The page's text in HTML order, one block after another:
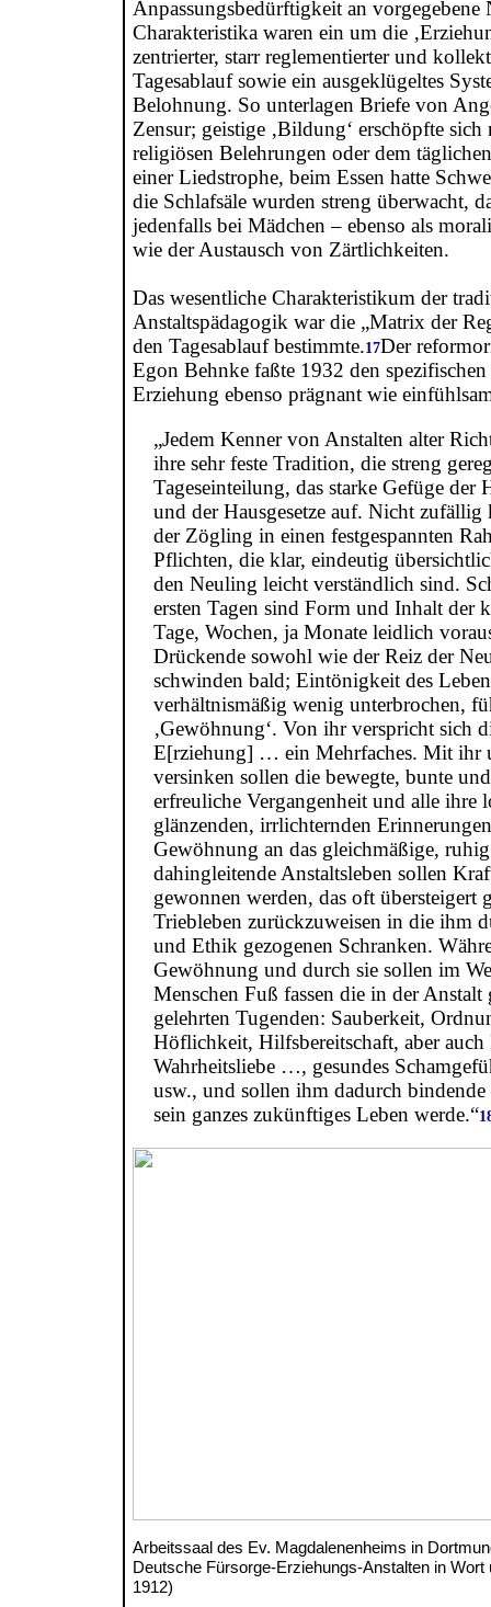
Anpassungsbedürftigkeit an vorgegebene
Charakteristika waren ein um die
zentrierter, starr reglementierter und
Tagesablauf sowie ein ausgeklügeltes
Belohnung. So unterlagen Briefe von
Zensur; geistige ‚Bildung‘ erschöpfte
religiösen Belehrungen oder dem
einer Liedstrophe, beim Essen hatte
die Schlafsäle wurden streng überwacht,
jedenfalls bei Mädchen – ebenso als
wie der Austausch von Zärtlichkeiten.
Das wesentliche Charakteristikum der
Anstaltspädagogik war die „Matrix der
den Tagesablauf bestimmte.17Der
Egon Behnke faßte 1932 den spezifischen
Erziehung ebenso prägnant wie
„Jedem Kenner von Anstalten alter
ihre sehr feste Tradition, die streng
Tageseinteilung, das starke Gefüge der
und der Hausgesetze auf. Nicht
der Zögling in einen festgespannten
Pflichten, die klar, eindeutig
den Neuling leicht verständlich sind.
ersten Tagen sind Form und Inhalt der
Tage, Wochen, ja Monate leidlich
Drückende sowohl wie der Reiz der
schwinden bald; Eintönigkeit des
verhältnismäßig wenig unterbrochen,
‚Gewöhnung‘. Von ihr verspricht sich
E[rziehung] … ein Mehrfaches. Mit ihr
versinken sollen die bewegte, bunte
erfreuliche Vergangenheit und alle ihre
glänzenden, irrlichternden
Gewöhnung an das gleichmäßige, ruhig
dahingleitende Anstaltsleben sollen
gewonnen werden, das oft übersteigert
Triebleben zurückzuweisen in die ihm
und Ethik gezogenen Schranken.
Gewöhnung und durch sie sollen im
Menschen Fuß fassen die in der Anstalt
gelehrten Tugenden: Sauberkeit,
Höflichkeit, Hilfsbereitschaft, aber auch
Wahrheitsliebe …, gesundes
usw., und sollen ihm dadurch
sein ganzes zukünftiges Leben werde.“
Arbeitssaal des Ev. Magdalenenheims in
Deutsche Fürsorge-Erziehungs-Anstalten in Wort
1912)